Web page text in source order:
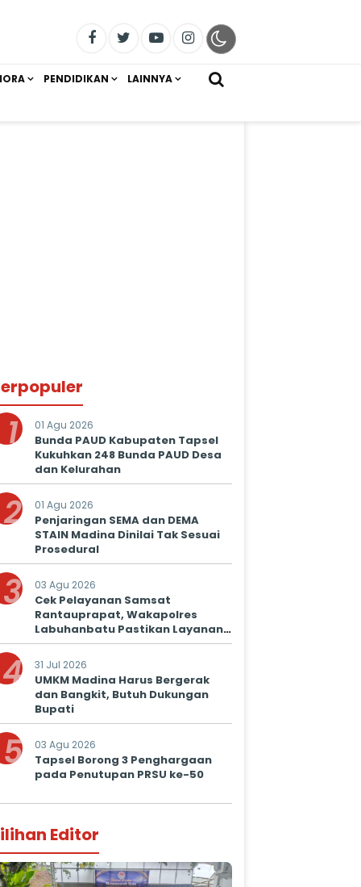
PENDIDIKAN LAINNYA
1 01 Agu 2026
Bunda PAUD Kabupaten Tapsel
Kukuhkan 248 Bunda PAUD Desa
dan Kelurahan
2 01 Agu 2026
Penjaringan SEMA dan DEMA
STAIN Madina Dinilai Tak Sesuai
Prosedural
3 03 Agu 2026
Cek Pelayanan Samsat
Rantauprapat, Wakapolres
Labuhanbatu Pastikan Layanan
Prima untuk Masyarakat
4 31 Jul 2026
UMKM Madina Harus Bergerak
dan Bangkit, Butuh Dukungan
Bupati
5 03 Agu 2026
Tapsel Borong 3 Penghargaan
pada Penutupan PRSU ke-50
Editor